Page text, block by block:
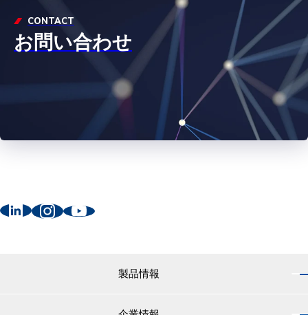
CONTACT
お問い合わせ
製品情報